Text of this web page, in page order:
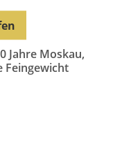
Jahre Moskau,
Feingewicht